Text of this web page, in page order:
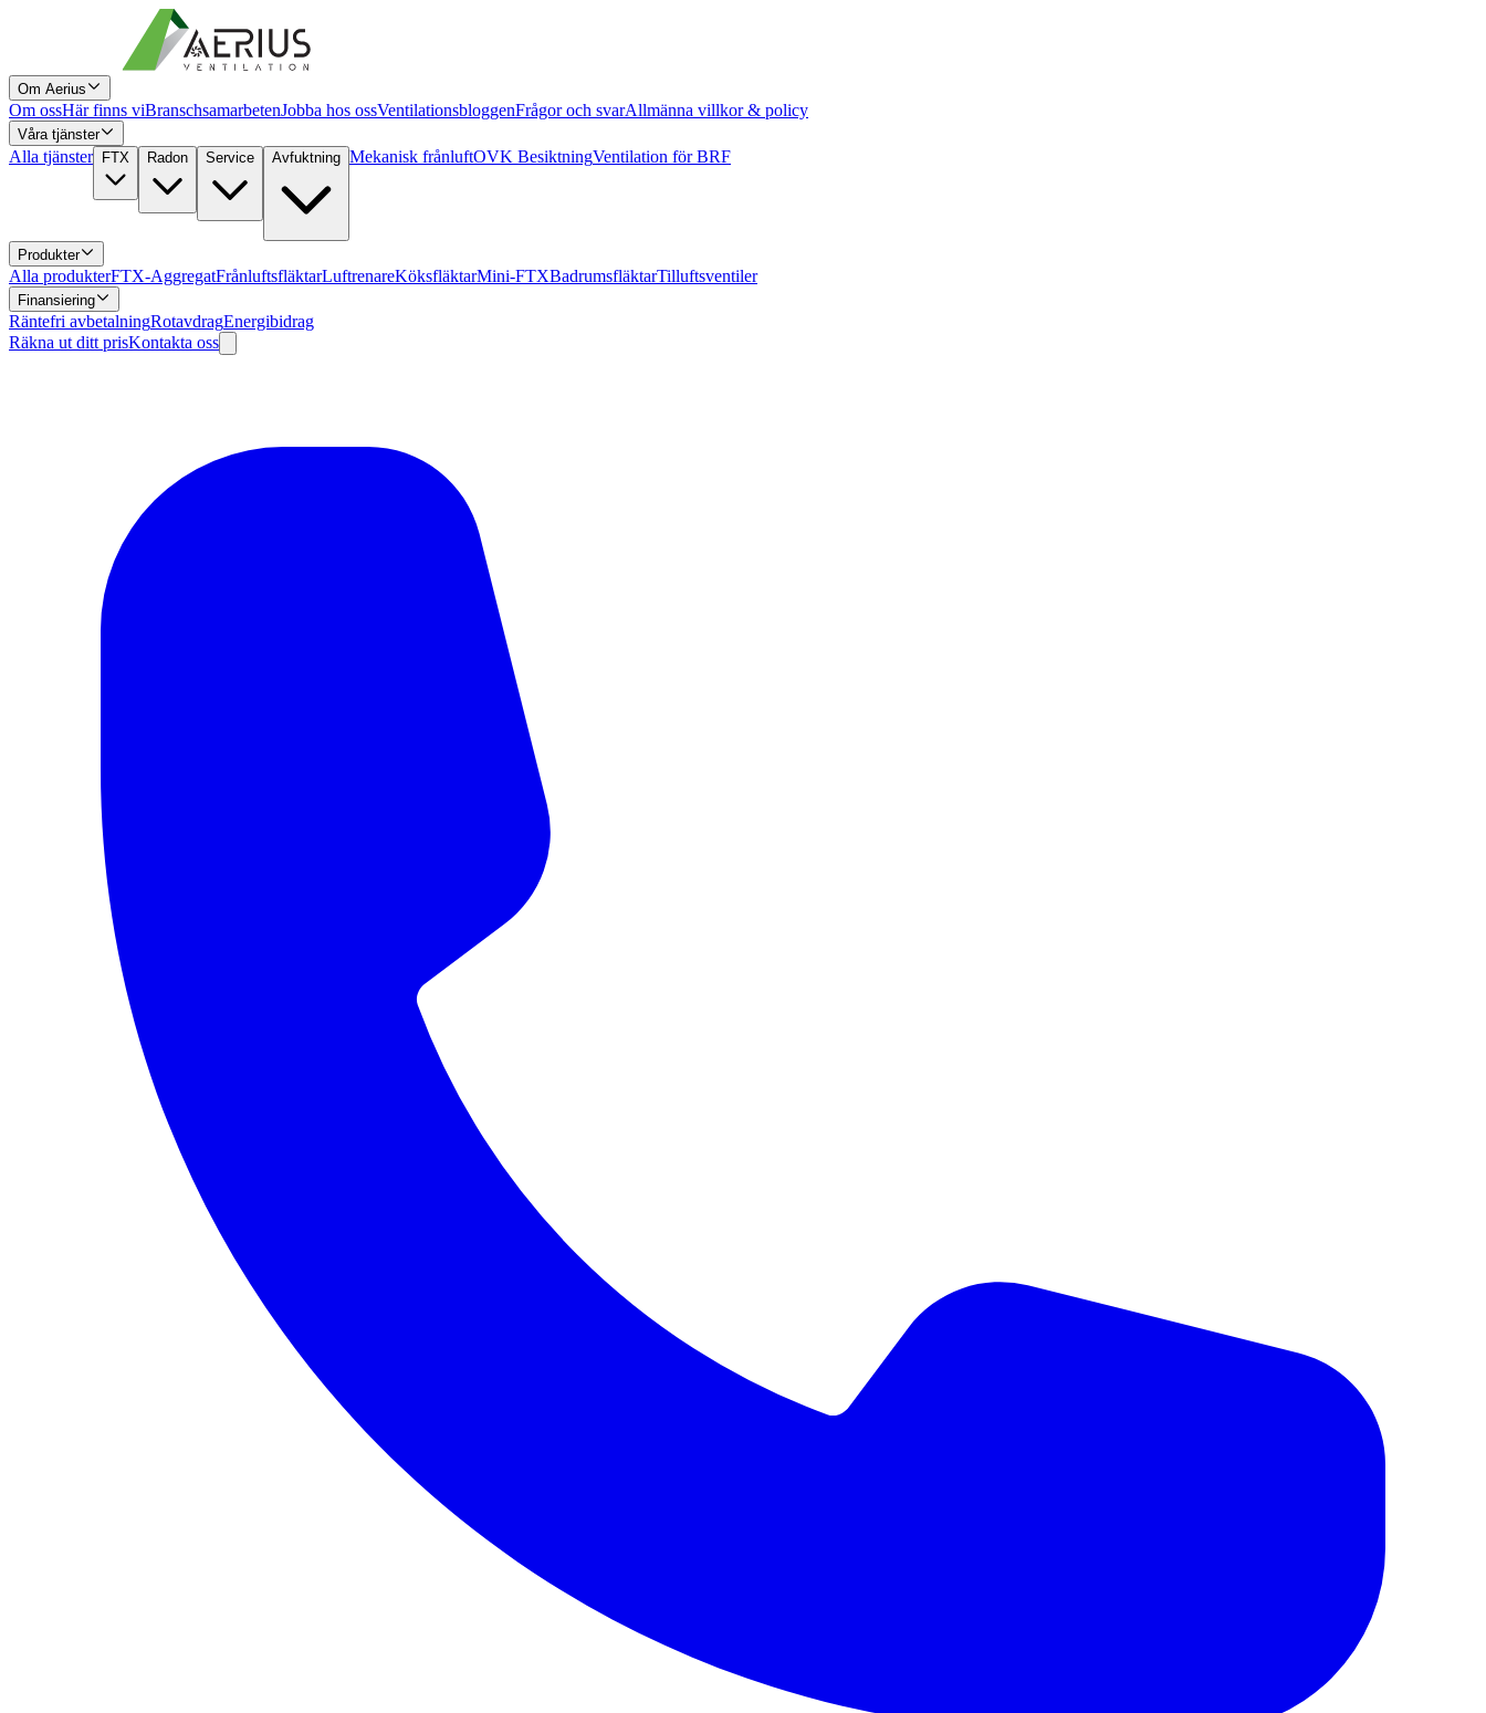
Om Aerius
Om ossHär finns viBranschsamarbetenJobba hos ossVentilationsbloggenFrågor och svarAllmänna villkor & policy
Våra tjänster
Alla tjänster FTX Radon Service Avfuktning Mekanisk frånluftOVK BesiktningVentilation för BRF
Produkter
Alla produkterFTX-AggregatFrånluftsfläktarLuftrenareKöksfläktarMini-FTXBadrumsfläktarTilluftsventiler
Finansiering
Räntefri avbetalningRotavdragEnergibidrag
Räkna ut ditt prisKontakta oss